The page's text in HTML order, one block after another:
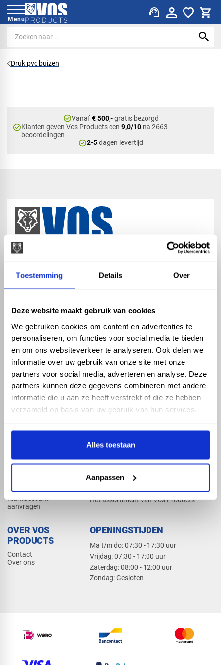
Toestemming Details Over
Deze website maakt gebruik van cookies
We gebruiken cookies om content en advertenties te
personaliseren, om functies voor social media te bieden
en om ons websiteverkeer te analyseren. Ook delen we
informatie over uw gebruik van onze site met onze
partners voor social media, adverteren en analyse. Deze
partners kunnen deze gegevens combineren met andere
informatie die u aan ze heeft verstrekt of die ze hebben
verzameld op basis van uw gebruik van hun services.
Alles toestaan
Aanpassen
Menu support_agent
Druk pvc buizen
check_circleVanaf€ 500,-gratis bezorgd
check_circleKlanten geven Vos Products een9,0/10 na2663
beoordelingen
check_circle2-5dagen levertijd
ASSORTIMENT
Hemelwaterafvoer
Drukleiding
Beregening
Dak en gevel
KENNIS EN HULP
Klantenservice
Kennisbank
Klantaccount
aanvragen
PRODUCTCATALOGUS 2026
Het assortiment van Vos Products
OVER VOS
PRODUCTS
Contact
Over ons
OPENINGSTIJDEN
Ma t/m do: 07:30 - 17:30 uur
​Vrijdag: 07:30 - 17:00 uur
​Zaterdag: 08:00 - 12:00 uur
​Zondag: Gesloten
phone_enabled +31 416 75 02 55
mail info@vosproducts.nl
check_circleDé bouwmarkt van Altena
check_circle Direct uit grote voorraad geleverd met eigen transport
check_circleLevering in NL en BE